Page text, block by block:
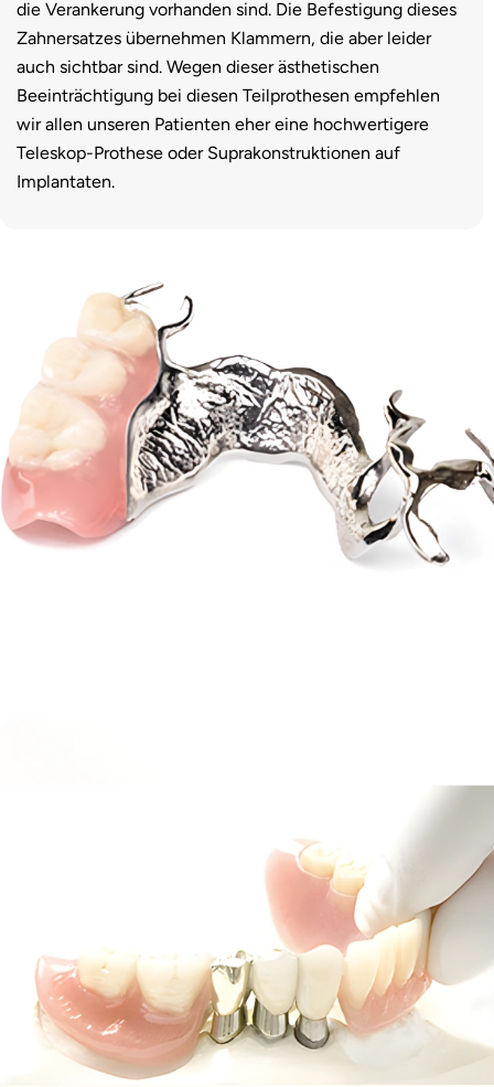
die Verankerung vorhanden sind. Die Befestigung dieses
Zahnersatzes übernehmen Klammern, die aber leider
auch sichtbar sind. Wegen dieser ästhetischen
Beeinträchtigung bei diesen Teilprothesen empfehlen
wir allen unseren Patienten eher eine hochwertigere
Teleskop-Prothese oder Suprakonstruktionen auf
Implantaten.